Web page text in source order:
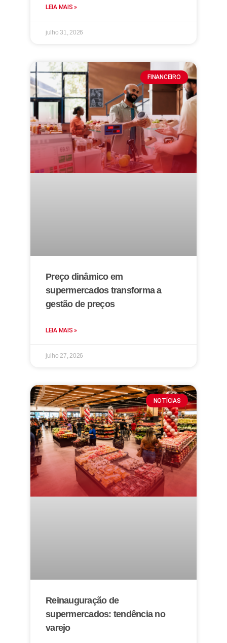
LEIA MAIS »
julho 31, 2026
FINANCEIRO
Preço dinâmico em
supermercados transforma a
gestão de preços
LEIA MAIS »
julho 27, 2026
NOTÍCIAS
Reinauguração de
supermercados: tendência no
varejo